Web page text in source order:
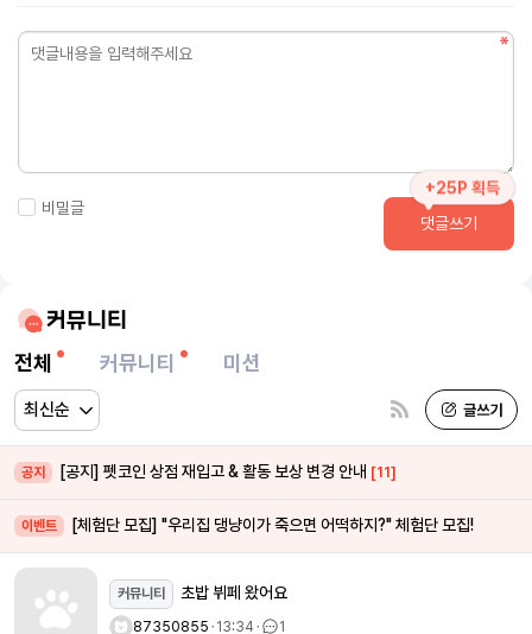
비밀글
+25P 획득
댓글쓰기
커뮤니티
전체
커뮤니티 미션
공지 [공지] 펫코인 상점 재입고 & 활동 보상 변경 안내 [11]
이벤트 [체험단 모집] "우리집 댕냥이가 죽으면 어떡하지?" 체험단 모집!
커뮤니티 초밥 뷔페 왔어요
87350855ㆍ13:34ㆍ 1